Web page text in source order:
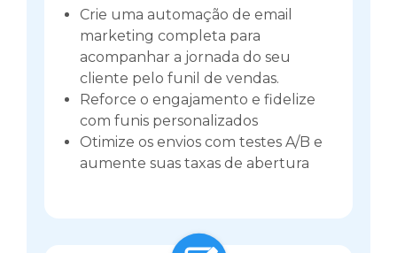
Crie uma automação de email
marketing completa para
acompanhar a jornada do seu
cliente pelo funil de vendas.
Reforce o engajamento e fidelize
com funis personalizados
Otimize os envios com testes A/B e
aumente suas taxas de abertura